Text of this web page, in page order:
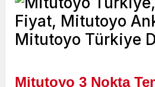
Mitutoyo 3 Nokta